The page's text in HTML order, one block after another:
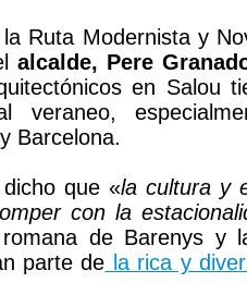
Ruta Modernista y
alcalde, Pere
en Salou
veraneo,
Barcelona.
que «la cultura y
con la
de Barenys y
parte de la rica y